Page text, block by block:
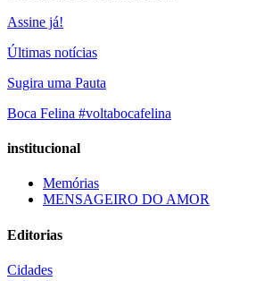
Assine já!
Últimas notícias
Sugira uma Pauta
Boca Felina #voltabocafelina
institucional
Memórias
MENSAGEIRO DO AMOR
Editorias
Cidades